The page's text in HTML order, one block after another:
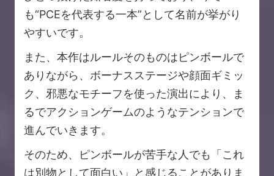
も“PCEを代表する一本”として名前が挙がり
やすいです。
また、本作はルールそのものはピンボールで
ありながら、ボーナスステージや顔面ギミッ
ク、邪悪なモチーフを使った演出により、ま
るでアクションゲームのようなテンションで
進んでいきます。
そのため、ピンボールが苦手な人でも「これ
は別物として面白い」と感じることがありま